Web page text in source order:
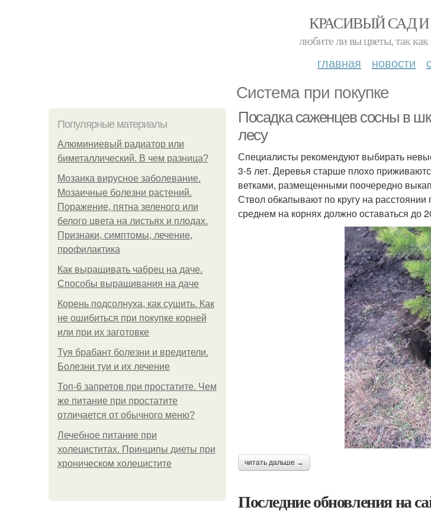
КРАСИВЫЙ САД
любите ли вы цветы, так
главная новости
Система при покупке
Популярные материалы
Алюминиевый радиатор или
биметаллический. В чем разница?
Мозаика вирусное заболевание.
Мозаичные болезни растений.
Поражение, пятна зеленого или
белого цвета на листьях и плодах.
Признаки, симптомы, лечение,
профилактика
Как выращивать чабрец на даче.
Способы выращивания на даче
Корень подсолнуха, как сушить. Как
не ошибиться при покупке корней
или при их заготовке
Туя брабант болезни и вредители.
Болезни туи и их лечение
Топ-6 запретов при простатите. Чем
же питание при простатите
отличается от обычного меню?
Лечебное питание при
холециститах. Принципы диеты при
хроническом холецистите
Посадка саженцев сосны в
лесу
Специалисты рекомендуют выбирать
3-5 лет. Деревья старше плохо
ветками, размещенными поочередно
Ствол обкапывают по кругу на
среднем на корнях должно оставаться до
читать дальше →
Последние обновления на